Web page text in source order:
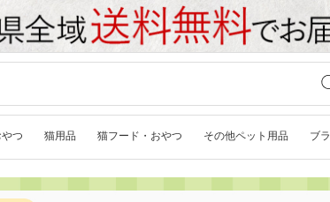
つ 猫用品 猫フード・おやつ その他ペット用品 ブ